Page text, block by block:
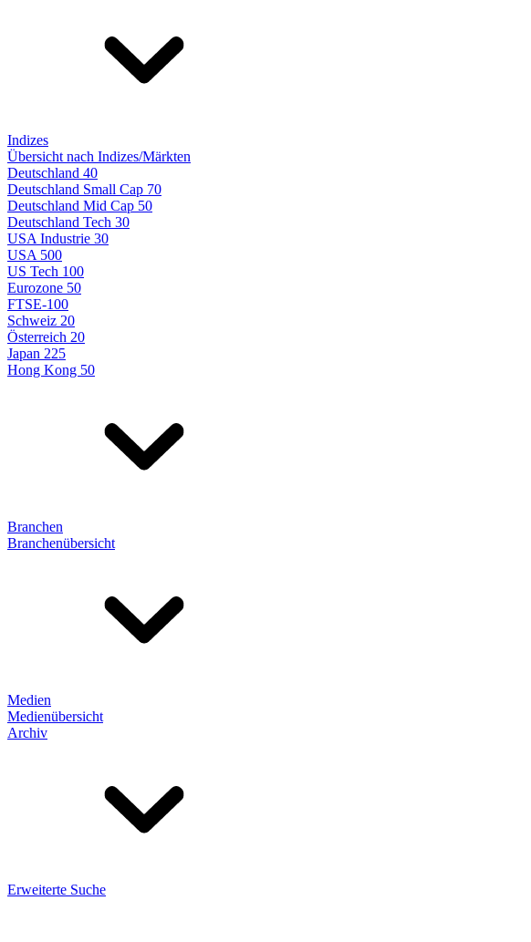
Indizes
Übersicht nach Indizes/Märkten
Deutschland 40
Deutschland Small Cap 70
Deutschland Mid Cap 50
Deutschland Tech 30
USA Industrie 30
USA 500
US Tech 100
Eurozone 50
FTSE-100
Schweiz 20
Österreich 20
Japan 225
Hong Kong 50
Branchen
Branchenübersicht
Medien
Medienübersicht
Archiv
Erweiterte Suche